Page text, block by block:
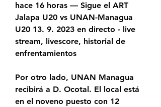
hace 16 horas — Sigue el ART
Jalapa U20 vs UNAN-Managua
U20 13. 9. 2023 en directo - live
stream, livescore, historial de
enfrentamientos
Por otro lado, UNAN Managua
recibirá a D. Ocotal. El local está
en el noveno puesto con 12